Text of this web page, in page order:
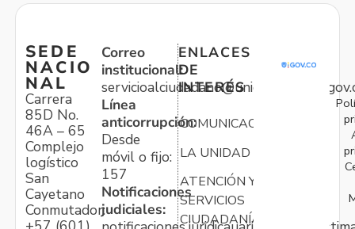
SEDE
NACIO
NAL
Carrera
85D No.
46A – 65
Complejo
logístico
San
Cayetano
Conmutador:
Correo
institucional:
Línea
anticorrupción:
Desde
móvil o fijo:
157
Notificaciones
judiciales:
ENLACES
DE
INTERÉS
COMUNICACIONES
LA UNIDAD
ATENCIÓN Y
SERVICIOS
CIUDADANÍA